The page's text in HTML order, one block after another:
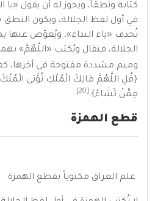
كتابة ونطقاً، ويجوز له أن يقول
في أول لفظ الجلالة، ويكون النطق
تُحذف «ياء النداء»، ويُعوّض
الجلالة، فيقال ويُكتب «اللَّهُمَّ»
وميم مشددة مفتوحة في آخرها،
{قُلِ اللَّهُمَّ مَالِكَ الْمُلْكِ تُؤْتِي
مِمَّنْ تَشَاءُ}.
قطع الهمزة
علم العراق مكتوباً بقطع الهمزة